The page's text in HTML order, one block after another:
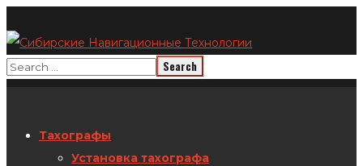
Тахографы
Установка тахографа